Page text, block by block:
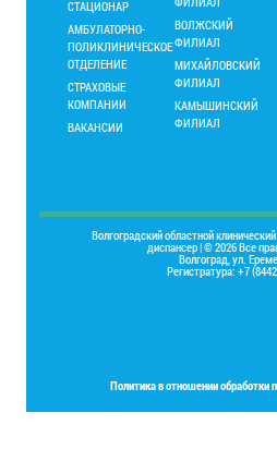
СТАЦИОНАР
АМБУЛАТОРНО-
ПОЛИКЛИНИЧЕСКОЕ
ОТДЕЛЕНИЕ
СТРАХОВЫЕ
КОМПАНИИ
ВАКАНСИИ
ВОЛЖСКИЙ
ФИЛИАЛ
МИХАЙЛОВСКИЙ
ФИЛИАЛ
КАМЫШИНСКИЙ
ФИЛИАЛ
Волгоградский областной
диспансер | © 2026 Все
Волгоград, ул.
Регистратура: +7
Политика в отношении обработки
Place your Footer Content here